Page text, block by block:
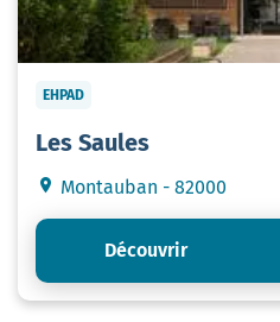
EHPAD
Les Saules
Montauban - 82000
Découvrir